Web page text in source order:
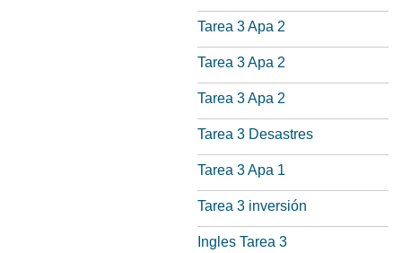
Tarea 3 Apa 2
Tarea 3 Apa 2
Tarea 3 Apa 2
Tarea 3 Desastres
Tarea 3 Apa 1
Tarea 3 inversión
Ingles Tarea 3